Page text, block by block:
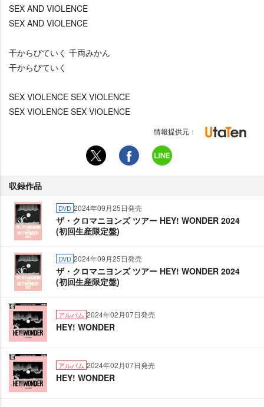
SEX AND VIOLENCE
SEX AND VIOLENCE
干からびていく 千両みかん
干からびていく
SEX VIOLENCE SEX VIOLENCE
SEX VIOLENCE SEX VIOLENCE
情報提供元：
収録作品
DVD 2024年09月25日発売
ザ・クロマニヨンズ ツアー HEY! WONDER 2024
(初回生産限定盤)
DVD 2024年09月25日発売
ザ・クロマニヨンズ ツアー HEY! WONDER 2024
(初回生産限定盤)
アルバム 2024年02月07日発売
HEY! WONDER
アルバム 2024年02月07日発売
HEY! WONDER